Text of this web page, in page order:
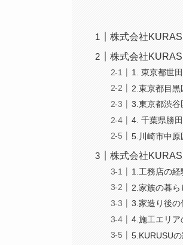
株式会社
株式会社
1. 東京都世
2.東京都目黒
3.東京都渋谷
4. 千葉県勝
5.川崎市中
株式会社
1.工務店の
2.家族の暮
3.家造り後
4.施工エリア
5.KURUSU